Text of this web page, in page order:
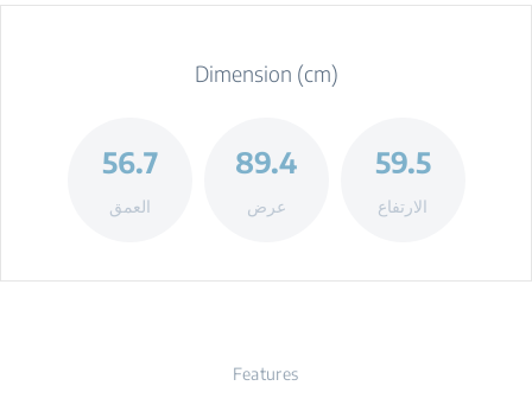
Dimension (cm)
59.5
الارتفاع
89.4
عرض
56.7
العمق
Features